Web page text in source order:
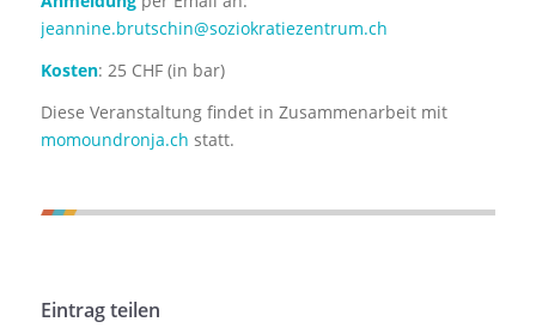
jeannine.brutschin@soziokratiezentrum.ch
Kosten: 25 CHF (in bar)
Diese Veranstaltung findet in Zusammenarbeit mit
momoundronja.ch statt.
Eintrag teilen